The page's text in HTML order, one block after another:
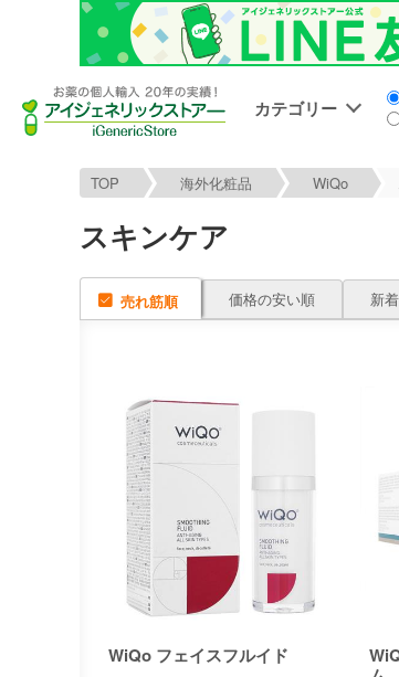
カテゴリー
TOP 海外化粧品 WiQo
スキンケア
売れ筋順 価格の安い順 新
WiQo フェイスフルイド